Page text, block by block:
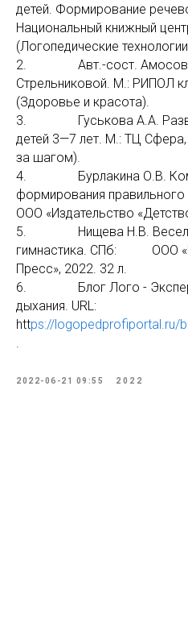
детей. Формирование
Национальный книжный
(Логопедические
2. Авт.-сост. Амосова
Стрельниковой. М.: РИПОЛ
(Здоровье и красота).
3. Гуськова А.А.
детей 3—7 лет. М.: ТЦ
за шагом).
4. Бурлакина О.В.
формирования
ООО «Издательство
5. Нищева Н.В. Веселая
гимнастика. СПб: ООО
Пресс», 2022. 32 л.
6. Блог Лого - Эксперт.
дыхания. URL:
https://logopedprofiportal.ru/
.
2022-06-21 09:55 2022